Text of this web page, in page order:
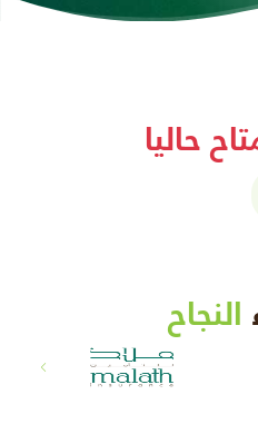
حاليا
النجاح